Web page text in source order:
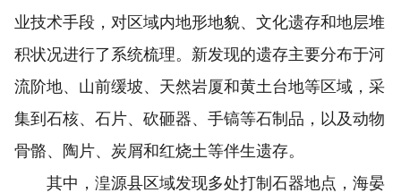
业技术手段，对区域内地形地貌、文化遗存和地层堆
积状况进行了系统梳理。新发现的遗存主要分布于河
流阶地、山前缓坡、天然岩厦和黄土台地等区域，采
集到石核、石片、砍砸器、手镐等石制品，以及动物
骨骼、陶片、炭屑和红烧土等伴生遗存。
其中，湟源县区域发现多处打制石器地点，海晏